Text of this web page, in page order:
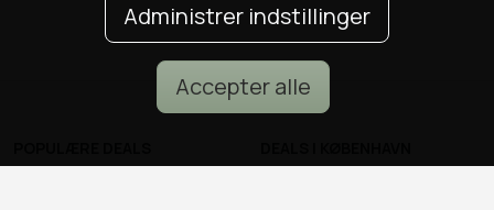
Administrer indstillinger
Accepter alle
Spa deals
Alle deals i København